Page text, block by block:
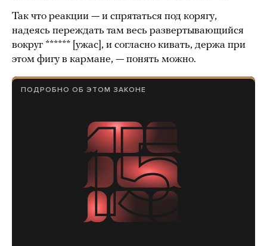
Так что реакции — и спрятаться под корягу,
надеясь переждать там весь развертывающийся
вокруг ****** [ужас], и согласно кивать, держа при
этом фигу в кармане, — понять можно.
ПОДРОБНО ОБ ЭТОМ ЗАКОНЕ